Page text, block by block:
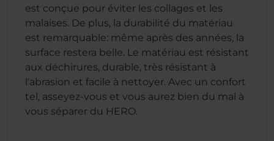
est conçue pour éviter les collages et les
malaises. De plus, la durabilité du matériau
est remarquable: même après des années, la
surface restera belle. Le matériau est résistant
aux déchirures, durable, très résistant à
l'abrasion et facile à nettoyer. Avec un confort
tel, asseyez-vous et vous aurez bien du mal à
vous séparer du HERO.